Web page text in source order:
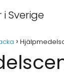
Sverige